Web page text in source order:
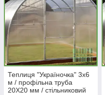
Теплиця "Україночка" 3х6
м / профільна труба
20Х20 мм / стільниковий